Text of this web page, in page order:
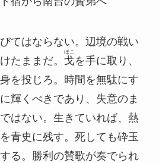
てはならない。辺境の戦い
たままだ。 戈
ほこ
を手に取り、
を投じろ。時間を無駄にす
輝くべきであり、失意のま
はない。生きていれば、熱
青史に残す。死しても砕玉
る。勝利の賛歌が奏でられ